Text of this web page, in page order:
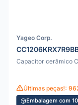
Yageo Corp.
Capacitor cerâmico
Últimas peças!:
Embalagem com